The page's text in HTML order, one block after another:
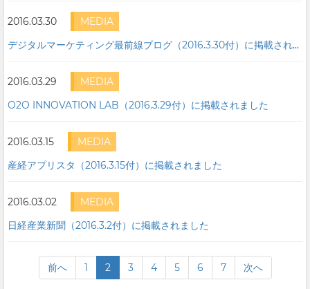
2016.03.30
MEDIA
デジタルマーケティング最前線ブログ（2016.3.30付）に掲載されました
2016.03.29
MEDIA
O2O INNOVATION LAB（2016.3.29付）に掲載されました
2016.03.15
MEDIA
産経アプリスタ（2016.3.15付）に掲載されました
2016.03.02
MEDIA
日経産業新聞（2016.3.2付）に掲載されました
前へ 1 2 3 4 5 6 7 次へ